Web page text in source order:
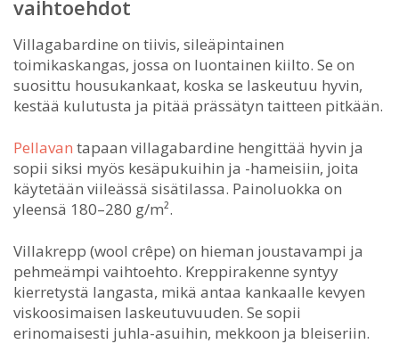
vaihtoehdot
Villagabardine on tiivis, sileäpintainen
toimikaskangas, jossa on luontainen kiilto. Se on
suosittu housukankaat, koska se laskeutuu hyvin,
kestää kulutusta ja pitää prässätyn taitteen pitkään.
Pellavan tapaan villagabardine hengittää hyvin ja
sopii siksi myös kesäpukuihin ja -hameisiin, joita
käytetään viileässä sisätilassa. Painoluokka on
yleensä 180–280 g/m².
Villakrepp (wool crêpe) on hieman joustavampi ja
pehmeämpi vaihtoehto. Kreppirakenne syntyy
kierretystä langasta, mikä antaa kankaalle kevyen
viskoosimaisen laskeutuvuuden. Se sopii
erinomaisesti juhla-asuihin, mekkoon ja bleiseriin.